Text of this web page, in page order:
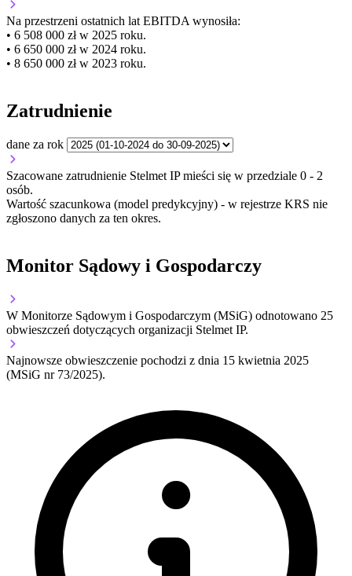
Na przestrzeni ostatnich lat EBITDA wynosiła:
• 6 508 000 zł w 2025 roku.
• 6 650 000 zł w 2024 roku.
• 8 650 000 zł w 2023 roku.
Zatrudnienie
dane za rok
Szacowane zatrudnienie Stelmet IP mieści się w przedziale 0 - 2
osób.
Wartość szacunkowa (model predykcyjny) - w rejestrze KRS nie
zgłoszono danych za ten okres.
Monitor Sądowy i Gospodarczy
W Monitorze Sądowym i Gospodarczym (MSiG) odnotowano 25
obwieszczeń dotyczących organizacji Stelmet IP.
Najnowsze obwieszczenie pochodzi z dnia 15 kwietnia 2025
(MSiG nr 73/2025).